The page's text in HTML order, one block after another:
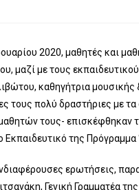
2020, μαθητές και
μαζί με τους
καθηγήτρια μουσικής
τους πολύ δραστήριες με
τους- επισκέφθηκαν
της Πρόγραμμα
ερωτήσεις,
Γενική Γραμματέα